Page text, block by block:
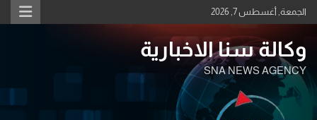
Skip
to
الجمعة, أغسطس 7, 2026
وكالة سنا الاخبارية
SNA NEWS AGENCY